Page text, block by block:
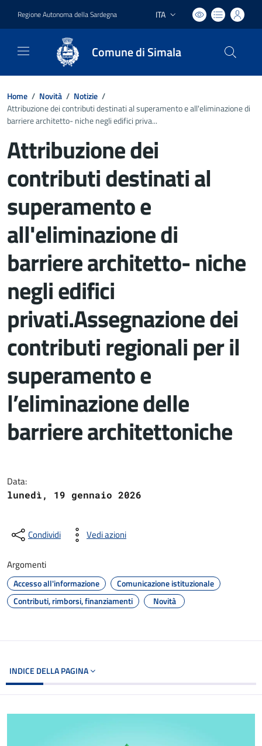
Regione Autonoma della Sardegna Lingua attiva:
ITA
Comune di Simala
Home / Novità / Notizie /
Attribuzione dei contributi destinati al superamento e all'eliminazione di
barriere architetto- niche negli edifici priva...
Attribuzione dei
contributi destinati al
superamento e
all'eliminazione di
barriere architetto- niche
negli edifici
privati.Assegnazione dei
contributi regionali per il
superamento e
l’eliminazione delle
barriere architettoniche
Data:
lunedì, 19 gennaio 2026
Condividi Vedi azioni
Argomenti
Accesso all'informazione
Comunicazione istituzionale
Contributi, rimborsi, finanziamenti
Novità
INDICE DELLA PAGINA